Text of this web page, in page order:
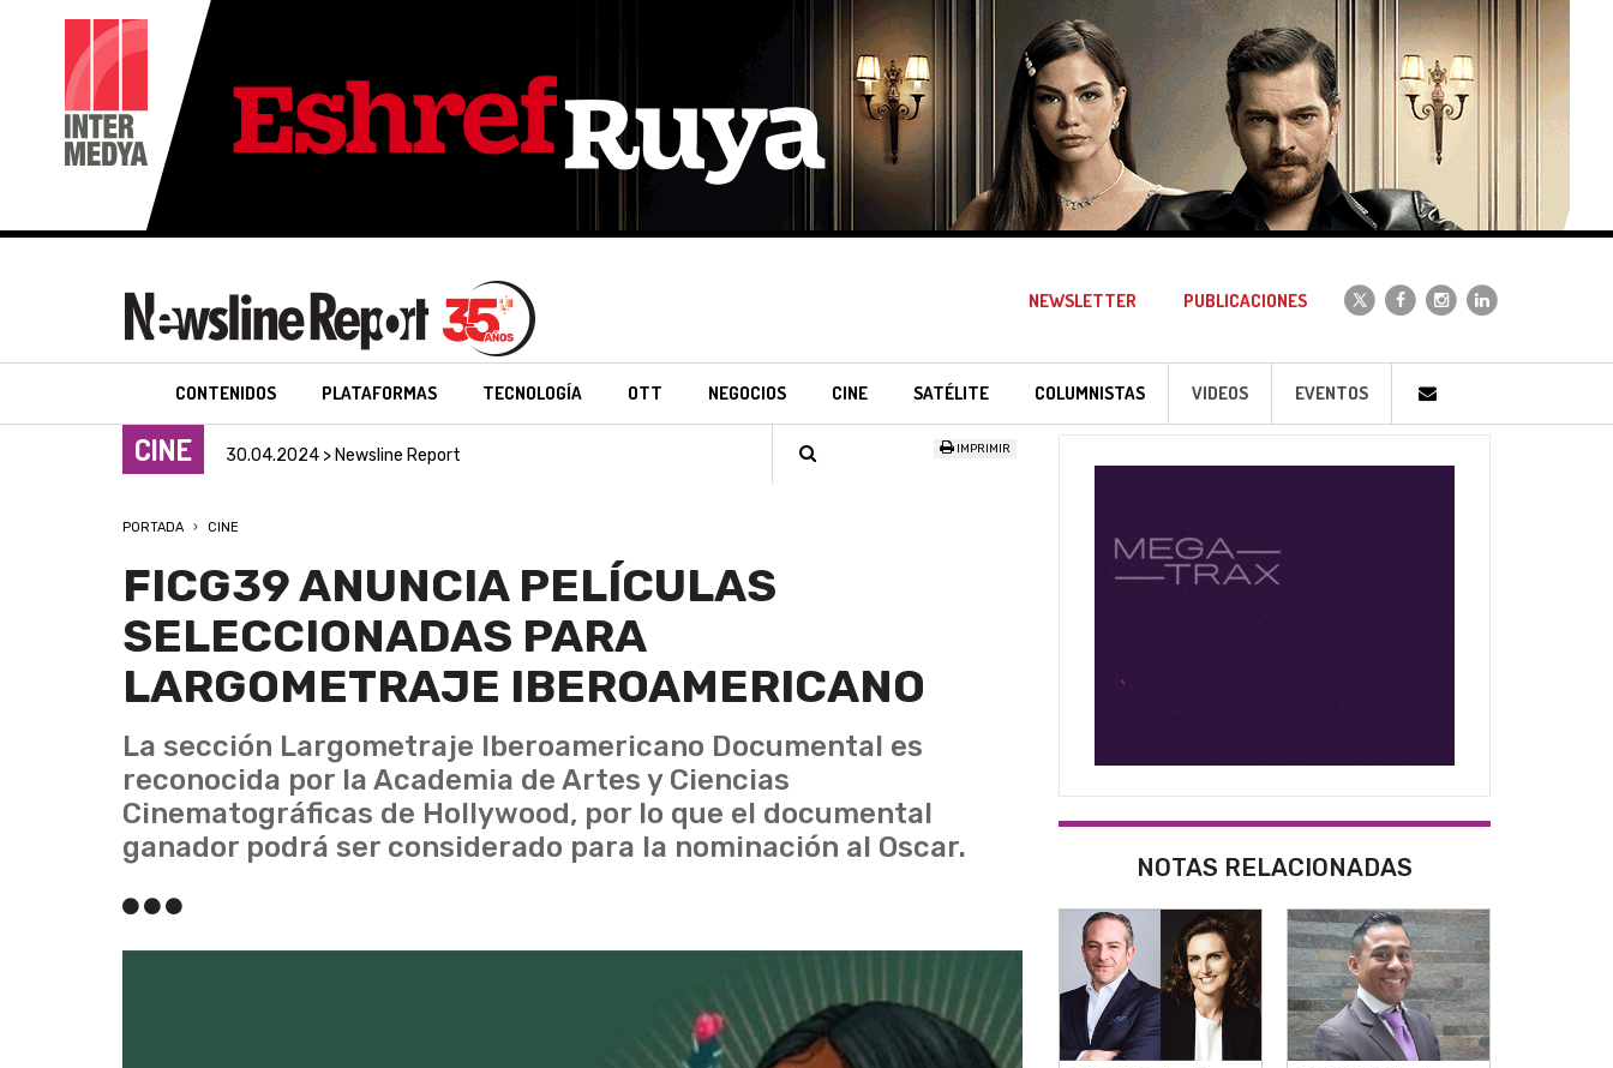
NEWSLETTER PUBLICACIONES
CONTENIDOS PLATAFORMAS TECNOLOGÍA OTT NEGOCIOS CINE SATÉLITE COLUMNISTAS VIDEOS EVENTOS
CINE 30.04.2024 > Newsline Report IMPRIMIR
PORTADA CINE
FICG39 ANUNCIA PELÍCULAS
SELECCIONADAS PARA
LARGOMETRAJE IBEROAMERICANO
La sección Largometraje Iberoamericano Documental es
reconocida por la Academia de Artes y Ciencias
Cinematográficas de Hollywood, por lo que el documental
ganador podrá ser considerado para la nominación al Oscar.
NOTAS RELACIONADAS